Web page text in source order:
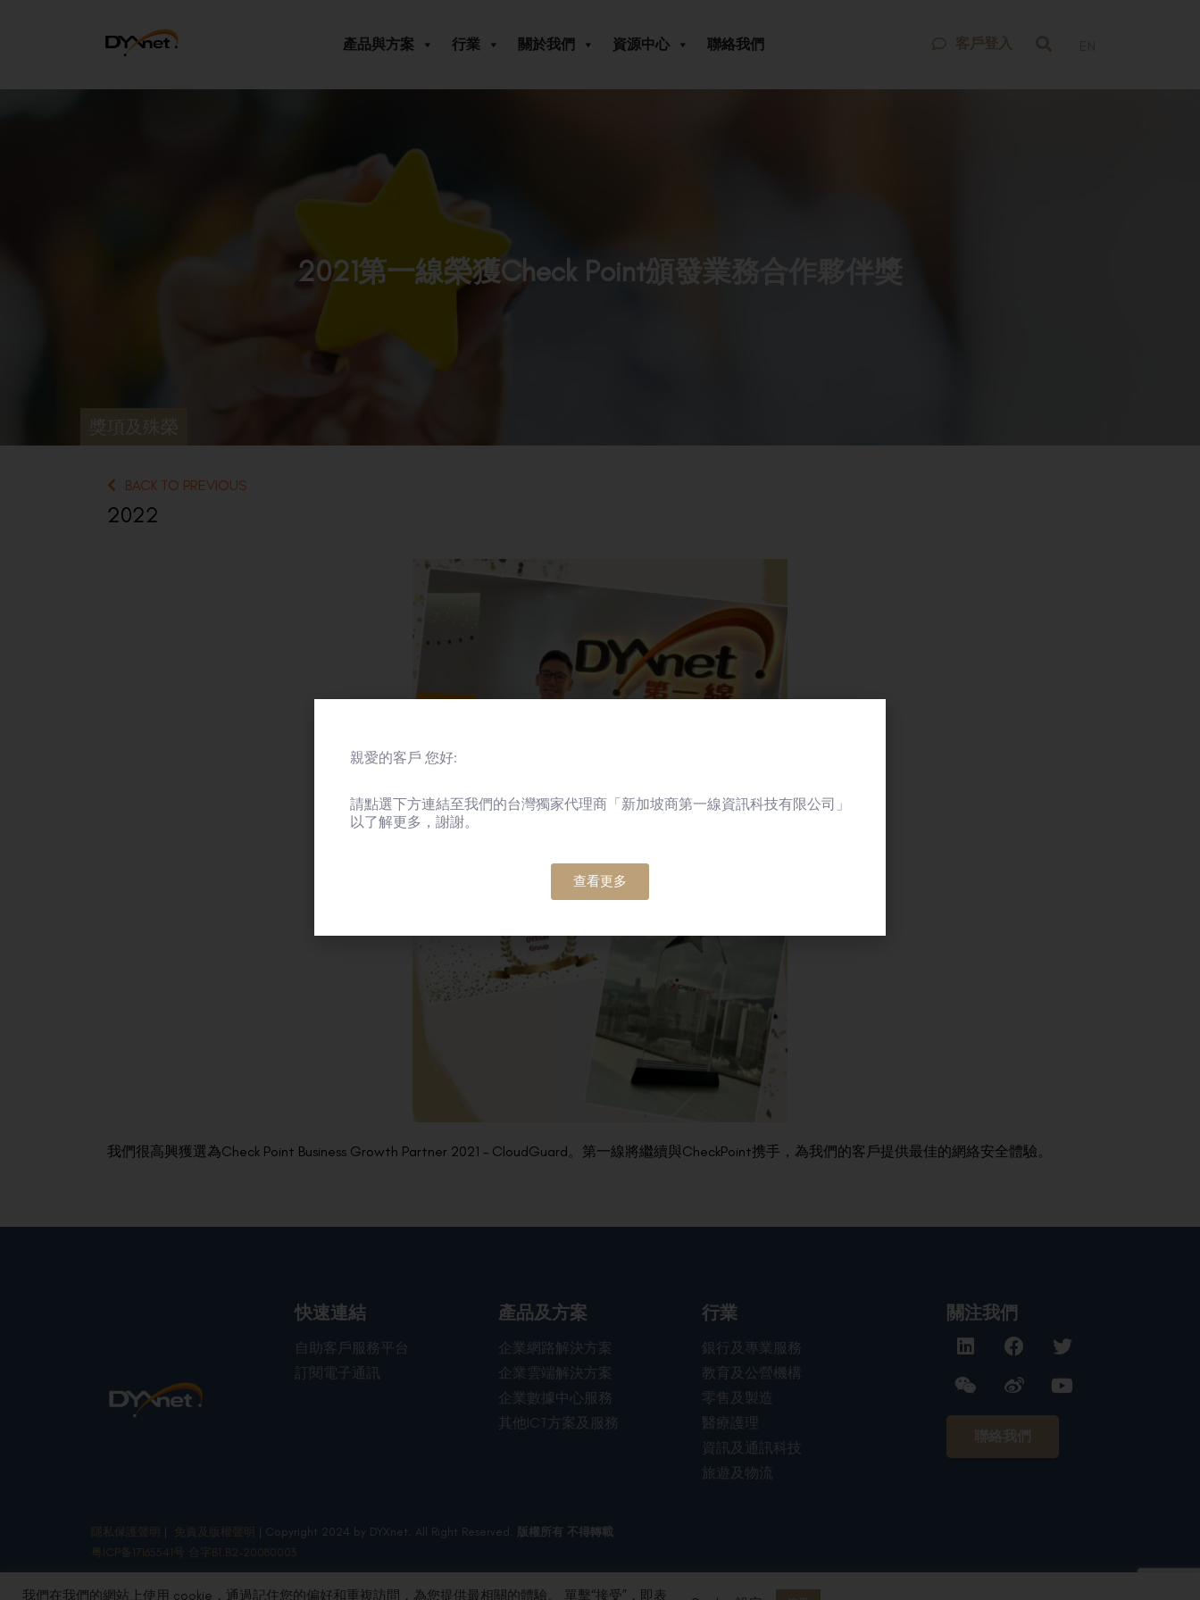
產品與方案 行業 關於我們 資源中心 聯絡我們 客戶登入 EN
2021第一線榮獲Check Point頒發業務合作夥伴獎
獎項及殊榮
BACK TO PREVIOUS
2022
我們很高興獲選為Check Point Business Growth Partner 2021 – CloudGuard。第一線將繼續與CheckPoint携手，為我們的客戶提供最佳的網絡安全體驗。
快速連結
自助客戶服務平台
訂閱電子通訊
產品及方案
企業網路解決方案
企業雲端解決方案
企業數據中心服務
其他ICT方案及服務
行業
銀行及專業服務
教育及公營機構
零售及製造
醫療護理
資訊及通訊科技
旅遊及物流
關注我們
聯絡我們
隱私保護聲明 免責及版權聲明 | Copyright 2024 by DYXnet. All Right Reserved.
版權所有 不得轉載
粤ICP备17165541号 合字B1.B2-20080003
我們在我們的網站上使用 cookie，通過記住您的偏好和重複訪問，為您提供最相關的體驗。 單擊“接受”，即表
親愛的客戶 您好:
請點選下方連結至我們的台灣獨家代理商「新加坡商第一線資訊科技有限公司」
以了解更多，謝謝。
查看更多